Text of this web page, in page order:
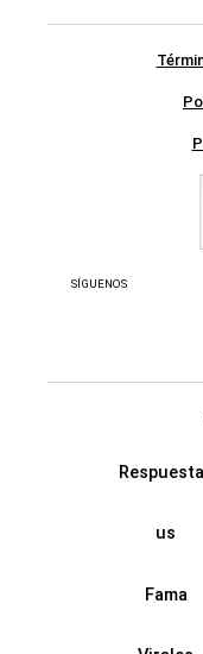
SÍGUENOS
us
Fama